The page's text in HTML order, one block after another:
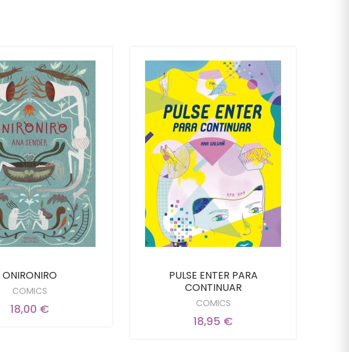
ONIRONIRO
COMICS
18,00 €
PULSE ENTER PARA
CONTINUAR
COMICS
18,95 €